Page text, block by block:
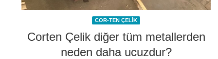
COR-TEN ÇELİK
Corten Çelik diğer tüm metallerden
neden daha ucuzdur?